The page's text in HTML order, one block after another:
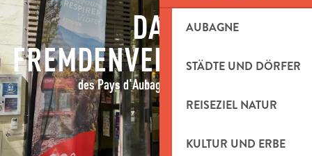
AUBAGNE
STÄDTE UND DÖRFER
REISEZIEL NATUR
KULTUR UND ERBE
DAS
FREMDENVERKEHRSAMT
des Pays d'Aubagne et de l'Étoile